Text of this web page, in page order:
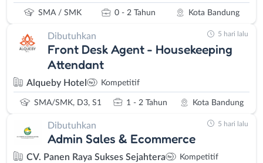
SMA / SMK 0 - 2 Tahun Kota Bandung
Dibutuhkan
Front Desk Agent - Housekeeping
Attendant
Alqueby Hotel Kompetitif
SMA/SMK, D3, S1 1 - 2 Tahun Kota Bandung
5 hari lalu
Dibutuhkan
Admin Sales & Ecommerce
CV. Panen Raya Sukses Sejahtera Kompetitif
5 hari lalu